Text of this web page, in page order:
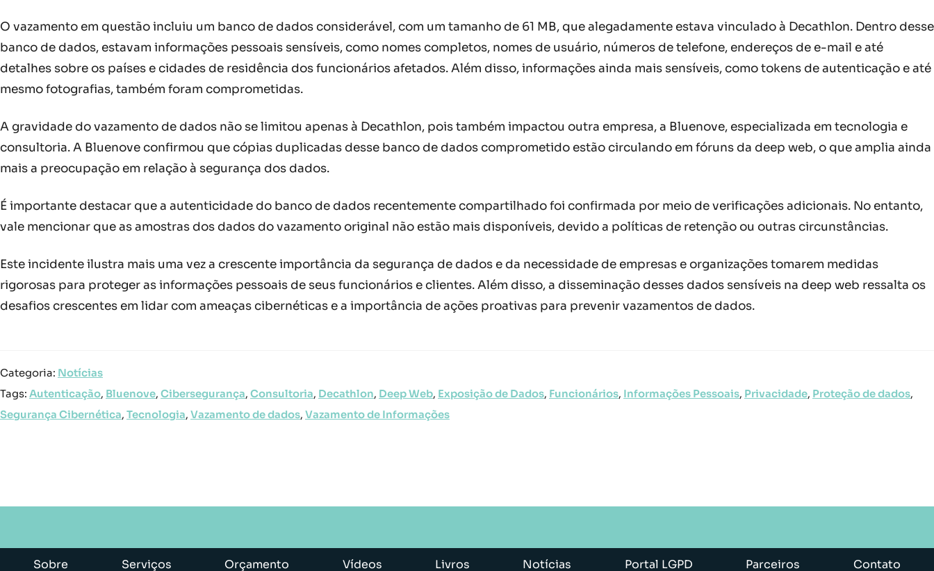
O vazamento em questão incluiu um banco de dados considerável, com um tamanho de 61 MB, que alegadamente estava vinculado à Decathlon. Dentro desse
banco de dados, estavam informações pessoais sensíveis, como nomes completos, nomes de usuário, números de telefone, endereços de e-mail e até
detalhes sobre os países e cidades de residência dos funcionários afetados. Além disso, informações ainda mais sensíveis, como tokens de autenticação e até
mesmo fotografias, também foram comprometidas.
A gravidade do vazamento de dados não se limitou apenas à Decathlon, pois também impactou outra empresa, a Bluenove, especializada em tecnologia e
consultoria. A Bluenove confirmou que cópias duplicadas desse banco de dados comprometido estão circulando em fóruns da deep web, o que amplia ainda
mais a preocupação em relação à segurança dos dados.
É importante destacar que a autenticidade do banco de dados recentemente compartilhado foi confirmada por meio de verificações adicionais. No entanto,
vale mencionar que as amostras dos dados do vazamento original não estão mais disponíveis, devido a políticas de retenção ou outras circunstâncias.
Este incidente ilustra mais uma vez a crescente importância da segurança de dados e da necessidade de empresas e organizações tomarem medidas
rigorosas para proteger as informações pessoais de seus funcionários e clientes. Além disso, a disseminação desses dados sensíveis na deep web ressalta os
desafios crescentes em lidar com ameaças cibernéticas e a importância de ações proativas para prevenir vazamentos de dados.
Categoria: Notícias
Tags: Autenticação, Bluenove, Cibersegurança, Consultoria, Decathlon, Deep Web, Exposição de Dados, Funcionários, Informações Pessoais, Privacidade, Proteção de dados,
Segurança Cibernética, Tecnologia, Vazamento de dados, Vazamento de Informações
Sobre Serviços Orçamento Vídeos Livros Notícias Portal LGPD Parceiros Contato